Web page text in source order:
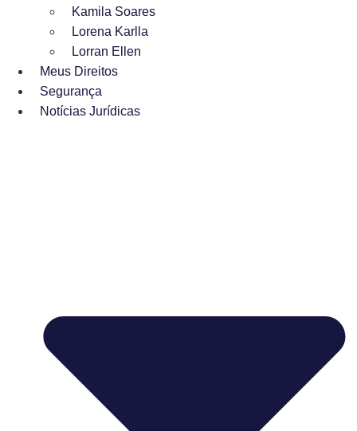
Kamila Soares
Lorena Karlla
Lorran Ellen
Meus Direitos
Segurança
Notícias Jurídicas